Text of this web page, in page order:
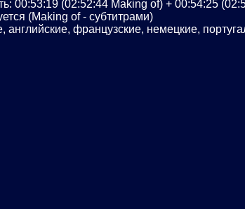
00:53:19 (02:52:44 Making of) + 00:54:25
(Making of - субтитрами)
английские, французские, немецкие,